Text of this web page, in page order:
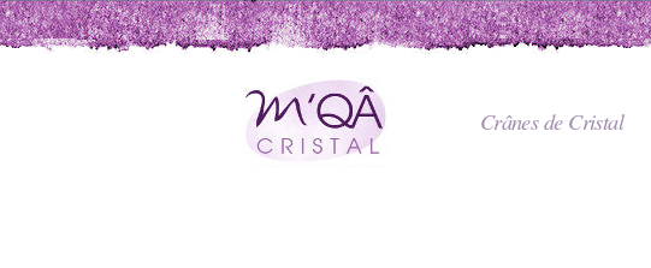
Crânes de Cristal